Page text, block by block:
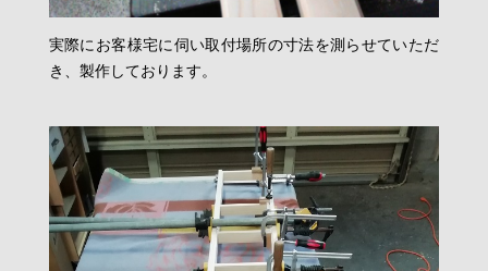
実際にお客様宅に伺い取付場所の寸法を測らせていただ
き、製作しております。